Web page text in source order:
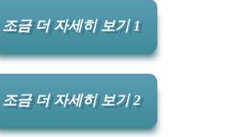
조금 더 자세히 보기 1
조금 더 자세히 보기 2